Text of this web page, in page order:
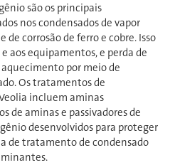
são os principais
nos condensados de vapor
corrosão de ferro e cobre. Isso
aos equipamentos, e perda de
por meio de
Os tratamentos de
incluem aminas
de aminas e passivadores de
desenvolvidos para proteger
de tratamento de condensado